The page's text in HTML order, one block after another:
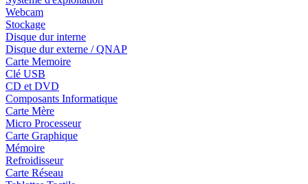
Webcam
Stockage
Disque dur interne
Disque dur externe / QNAP
Carte Memoire
Clé USB
CD et DVD
Composants Informatique
Carte Mère
Micro Processeur
Carte Graphique
Mémoire
Refroidisseur
Carte Réseau